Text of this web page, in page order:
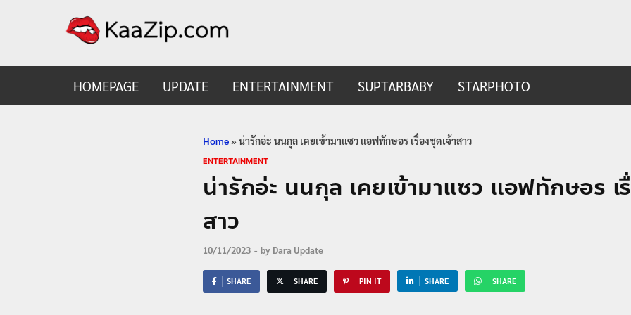
HOMEPAGE UPDATE ENTERTAINMENT SUPTARBABY STARPHOTO
Home»น่ารักอ่ะ นนกุล เคยเข้ามาแซว แอฟทักษอร เรื่องชุดเจ้าสาว
ENTERTAINMENT
น่ารักอ่ะ นนกุล เคยเข้ามาแซว แอฟทักษอร เ
สาว
10/11/2023 - by Dara Update
SHARE SHARE PIN IT SHARE SHARE